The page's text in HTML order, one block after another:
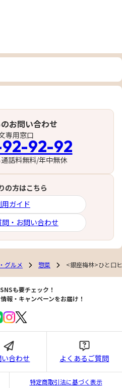
お問い合わせ
専用窓口
92-92
話料無料/年中無休
の方はこちら
用ガイド
・お問い合わせ
グルメ 惣菜 <銀座梅林>ひと口
も要チェック！
報・キャンペーンをお届け！
い合わせ よくあるご質問
特定商取引法に基づく表示